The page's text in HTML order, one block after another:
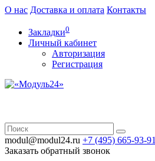
О нас Доставка и оплата Контакты
Закладки0
Личный кабинет
Авторизация
Регистрация
modul@modul24.ru +7 (495) 665-93-91
Заказать обратный звонок